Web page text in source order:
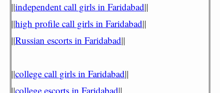
||independent call girls in Faridabad||
||high profile call girls in Faridabad||
||Russian escorts in Faridabad||
||college call girls in Faridabad||
||college escorts in Faridabad||